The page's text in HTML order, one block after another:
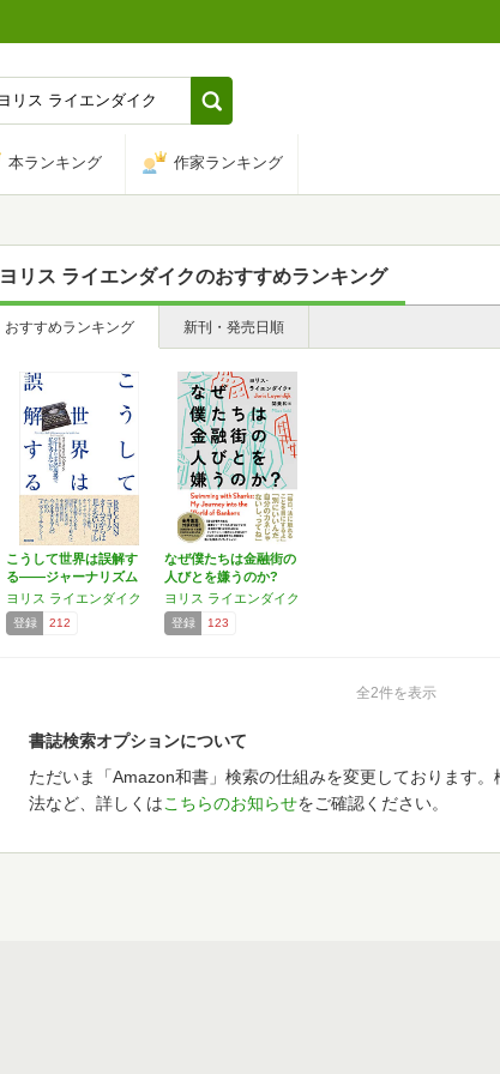
本ランキング 作家ランキング
ヨリス ライエンダイクのおすすめランキング
おすすめランキング 新刊・発売日順
こうして世界は誤解す
る――ジャーナリズム
の現…
ヨリス ライエンダイク
登録 212
なぜ僕たちは金融街の
人びとを嫌うのか?
ヨリス ライエンダイク
登録 123
全2件を表示
書誌検索オプションについて
ただいま「Amazon和書」検索の仕組みを変更しております
法など、詳しくはこちらのお知らせをご確認ください。